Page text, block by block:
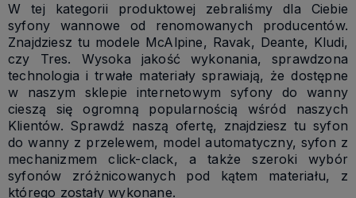
W tej kategorii produktowej zebraliśmy dla Ciebie
syfony wannowe od renomowanych producentów.
Znajdziesz tu modele McAlpine, Ravak, Deante, Kludi,
czy Tres. Wysoka jakość wykonania, sprawdzona
technologia i trwałe materiały sprawiają, że dostępne
w naszym sklepie internetowym syfony do wanny
cieszą się ogromną popularnością wśród naszych
Klientów. Sprawdź naszą ofertę, znajdziesz tu syfon
do wanny z przelewem, model automatyczny, syfon z
mechanizmem click-clack, a także szeroki wybór
syfonów zróżnicowanych pod kątem materiału, z
którego zostały wykonane.